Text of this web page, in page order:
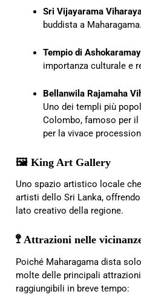
Sri Vijayarama
buddista a Maharagama.
Tempio di
importanza culturale e
Bellanwila Rajamaha
Uno dei templi più
Colombo, famoso per
per la vivace
🖼️ King Art Gallery
Uno spazio artistico locale
artisti dello Sri Lanka,
lato creativo della regione.
🚏 Attrazioni nelle
Poiché Maharagama dista
molte delle principali
raggiungibili in breve tempo: